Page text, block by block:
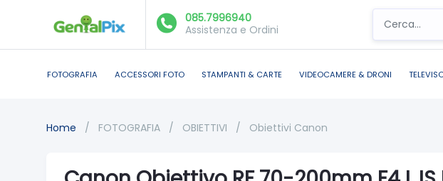
085.7996940
Assistenza e Ordini
FOTOGRAFIA ACCESSORI FOTO STAMPANTI & CARTE VIDEOCAMERE & DRONI
Home / FOTOGRAFIA / OBIETTIVI / Obiettivi Canon